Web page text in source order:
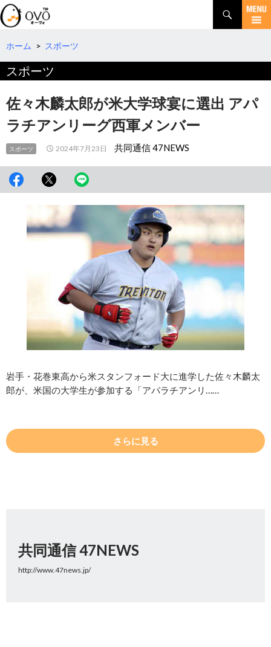
検
索
コ
テ
へ
ホーム > スポーツ
スポーツ
佐々木麟太郎が米大学球宴に選出 アパ
ラチアンリーグ西軍メンバー
スポーツ 2024年7月23日 共同通信 47NEWS
岩手・花巻東高から米スタンフォード大に進学した佐々木麟太
郎が、米国の大学生が参加する「アパラチアンリ……
さらに見る
共同通信 47NEWS
http://www.47news.jp/